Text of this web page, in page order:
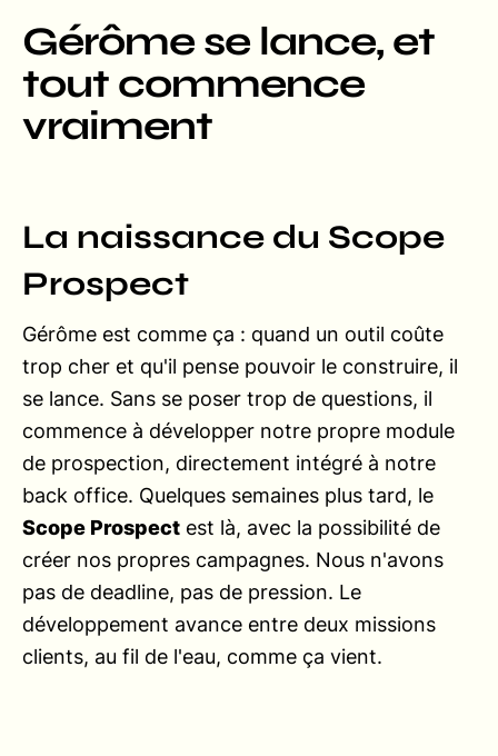
Gérôme se lance, et
tout commence
vraiment
La naissance du Scope
Prospect
Gérôme est comme ça : quand un outil coûte
trop cher et qu'il pense pouvoir le construire, il
se lance. Sans se poser trop de questions, il
commence à développer notre propre module
de prospection, directement intégré à notre
back office. Quelques semaines plus tard, le
Scope Prospect est là, avec la possibilité de
créer nos propres campagnes. Nous n'avons
pas de deadline, pas de pression. Le
développement avance entre deux missions
clients, au fil de l'eau, comme ça vient.